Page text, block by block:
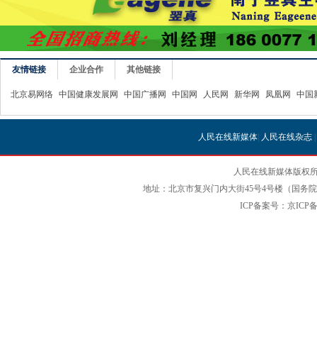
友情链接 企业合作 其他链接
北京易网络 中国健康发展网 中国广播网 中国网 人民网 新华网 凤凰网 中国
人民在线新媒体| 人民在线杂志|
人民在线新媒体版权
地址：北京市复兴门内大街45号4号楼（国务
ICP备案号：京ICP